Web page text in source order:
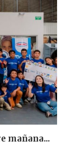
mañana...